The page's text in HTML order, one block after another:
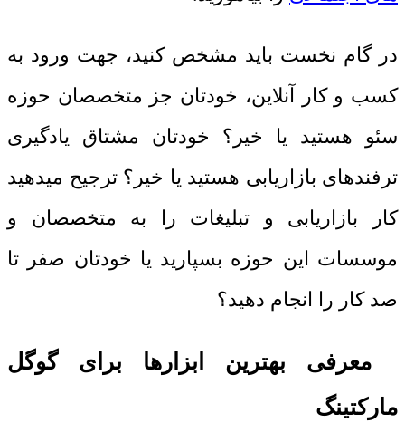
در گام نخست باید مشخص کنید، جهت ورود به
کسب و کار آنلاین، خودتان جز متخصصان حوزه
سئو هستید یا خیر؟ خودتان مشتاق یادگیری
ترفندهای بازاریابی هستید یا خیر؟ ترجیح میدهید
کار بازاریابی و تبلیغات را به متخصصان و
موسسات این حوزه بسپارید یا خودتان صفر تا
صد کار را انجام دهید؟
معرفی بهترین ابزارها برای گوگل
مارکتینگ